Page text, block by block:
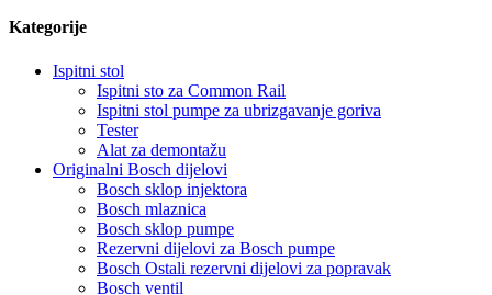
Kategorije
Ispitni stol
Ispitni sto za Common Rail
Ispitni stol pumpe za ubrizgavanje goriva
Tester
Alat za demontažu
Originalni Bosch dijelovi
Bosch sklop injektora
Bosch mlaznica
Bosch sklop pumpe
Rezervni dijelovi za Bosch pumpe
Bosch Ostali rezervni dijelovi za popravak
Bosch ventil